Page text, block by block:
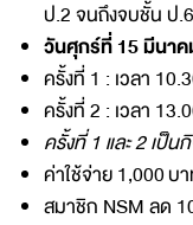
ป.2 จนถึงจบชั้น ป
วันศุกร์ที่ 15 มีนา
ครั้งที่ 1 : เวลา
ครั้งที่ 2 : เวลา
ครั้งที่ 1 และ 2 เป็
ค่าใช้จ่าย 1,000 บ
สมาชิก NSM ลด